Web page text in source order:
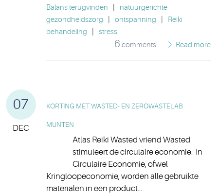
Balans terugvinden
natuurgerichte
gezondheidszorg
ontspanning
Reiki
behandeling
stress
6 comments Read more
07
DEC
KORTING MET WASTED- EN ZEROWASTELAB
MUNTEN
Atlas Reiki Wasted vriend Wasted
stimuleert de circulaire economie. In
Circulaire Economie, ofwel
Kringloopeconomie, worden alle gebruikte
materialen in een product...